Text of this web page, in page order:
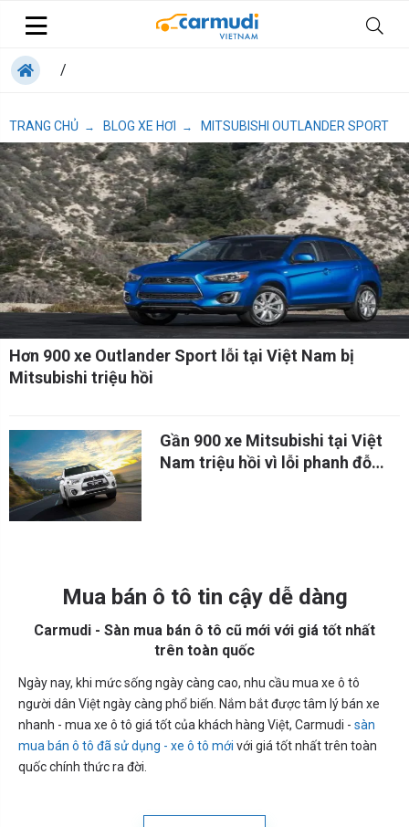
/
TRANG CHỦ → BLOG XE HƠI → MITSUBISHI OUTLANDER SPORT
Hơn 900 xe Outlander Sport lỗi tại Việt Nam bị
Mitsubishi triệu hồi
Gần 900 xe Mitsubishi tại Việt
Nam triệu hồi vì lỗi phanh đỗ
Mua bán ô tô tin cậy dễ dàng
Carmudi - Sàn mua bán ô tô cũ mới với giá tốt nhất
trên toàn quốc
Ngày nay, khi mức sống ngày càng cao, nhu cầu mua xe ô tô
người dân Việt ngày càng phổ biến. Nắm bắt được tâm lý bán xe
nhanh - mua xe ô tô giá tốt của khách hàng Việt, Carmudi - sàn
mua bán ô tô đã sử dụng - xe ô tô mới với giá tốt nhất trên toàn
quốc chính thức ra đời.